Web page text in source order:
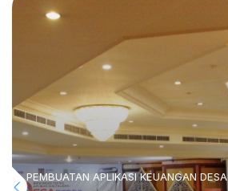
PEMBUATAN APLIKASI KEUANGAN DESA